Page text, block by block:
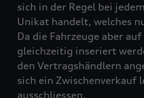
sich in der Regel bei
Unikat handelt, welches
Da die Fahrzeuge aber
gleichzeitig inseriert
den Vertragshändlern
sich ein Zwischenverkauf
ausschliessen.